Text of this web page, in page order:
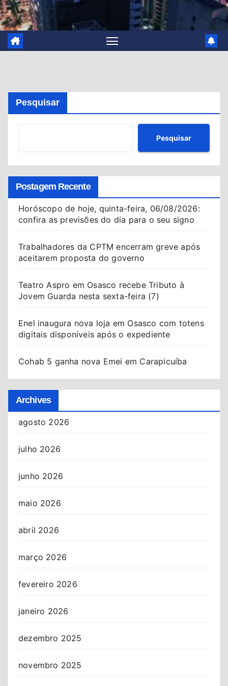
Pesquisar
Pesquisar
Postagem Recente
Horóscopo de hoje, quinta-feira, 06/08/2026:
confira as previsões do dia para o seu signo
Trabalhadores da CPTM encerram greve após
aceitarem proposta do governo
Teatro Aspro em Osasco recebe Tributo à
Jovem Guarda nesta sexta-feira (7)
Enel inaugura nova loja em Osasco com totens
digitais disponíveis após o expediente
Cohab 5 ganha nova Emei em Carapicuíba
Archives
agosto 2026
julho 2026
junho 2026
maio 2026
abril 2026
março 2026
fevereiro 2026
janeiro 2026
dezembro 2025
novembro 2025